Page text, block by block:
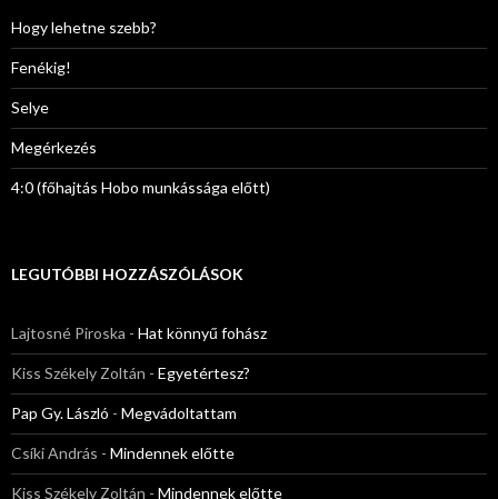
:Hogy lehetne szebb?
Fenékig!
Selye
Megérkezés
4:0 (főhajtás Hobo munkássága előtt)
LEGUTÓBBI HOZZÁSZÓLÁSOK
Lajtosné Piroska - Hat könnyű fohász
Kiss Székely Zoltán - Egyetértesz?
Pap Gy. László - Megvádoltattam
Csíki András - Mindennek előtte
Kiss Székely Zoltán - Mindennek előtte